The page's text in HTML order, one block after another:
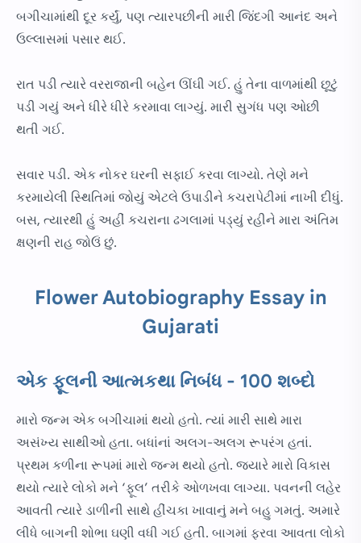
બગીચામાંથી દૂર કર્યું, પણ ત્યારપછીની મારી જિંદગી આનંદ અને
ઉલ્લાસમાં પસાર થઈ.
રાત પડી ત્યારે વરરાજાની બહેન ઊંઘી ગઈ. હું તેના વાળમાંથી છૂટું
પડી ગયું અને ધીરે ધીરે કરમાવા લાગ્યું. મારી સુગંધ પણ ઓછી
થતી ગઈ.
સવાર પડી. એક નોકર ઘરની સફાઈ કરવા લાગ્યો. તેણે મને
કરમાયેલી સ્થિતિમાં જોયું એટલે ઉપાડીને કચરાપેટીમાં નાખી દીધું.
બસ, ત્યારથી હું અહીં કચરાના ઢગલામાં પડ્યું રહીને મારા અંતિમ
ક્ષણની રાહ જોઉં છું.
Flower Autobiography Essay in
Gujarati
એક ફૂલની આત્મકથા નિબંધ - 100 શબ્દો
મારો જન્મ એક બગીચામાં થયો હતો. ત્યાં મારી સાથે મારા
અસંખ્ય સાથીઓ હતા. બધાંનાં અલગ-અલગ રૂપરંગ હતાં.
પ્રથમ કળીના રૂપમાં મારો જન્મ થયો હતો. જ્યારે મારો વિકાસ
થયો ત્યારે લોકો મને ‘ફૂલ’ તરીકે ઓળખવા લાગ્યા. પવનની લહેર
આવતી ત્યારે ડાળીની સાથે હીંચકા ખાવાનું મને બહુ ગમતું. અમારે
લીધે બાગની શોભા ઘણી વધી ગઈ હતી. બાગમાં ફરવા આવતા લોકો